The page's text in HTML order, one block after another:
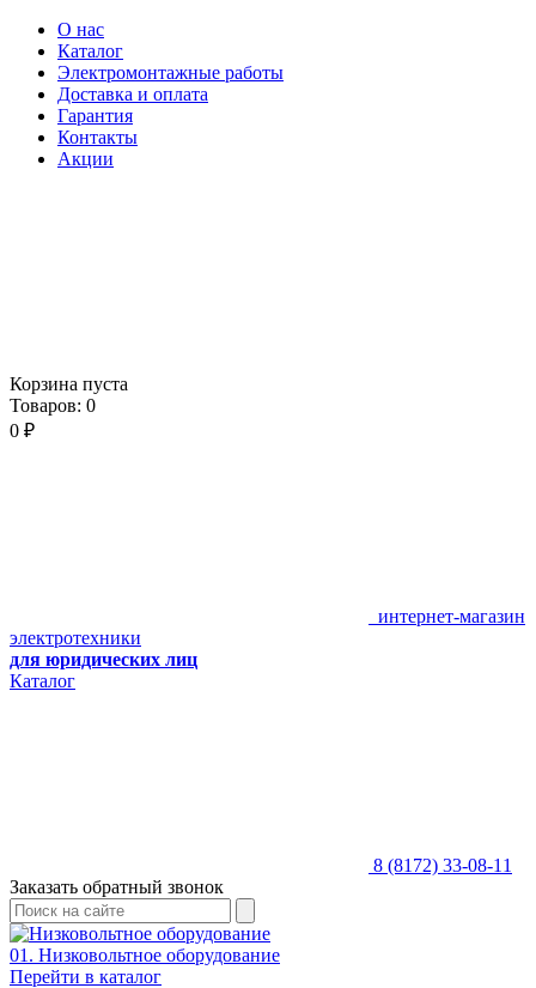
О нас
Каталог
Электромонтажные работы
Доставка и оплата
Гарантия
Контакты
Акции
Корзина пуста
Товаров: 0
0 ₽
интернет-магазин
электротехники
для юридических лиц
Каталог
8 (8172) 33-08-11
Заказать обратный звонок
01. Низковольтное оборудование
Перейти в каталог